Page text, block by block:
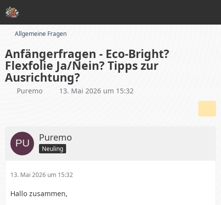
Allgemeine Fragen
Anfängerfragen - Eco-Bright?
Flexfolie Ja/Nein? Tipps zur
Ausrichtung?
Puremo 13. Mai 2026 um 15:32
Puremo
Neuling
13. Mai 2026 um 15:32
Hallo zusammen,